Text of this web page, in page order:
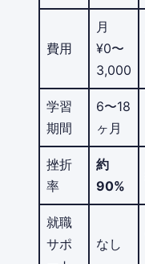
費用
月
¥0〜
3,000
学習
期間
6〜18
ヶ月
挫折
率
約
90%
就職
サポ
なし